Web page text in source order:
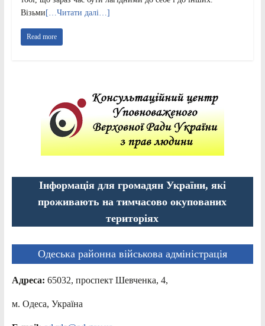
Візьми […Читати далі…]
Read more
Інформація для громадян України, які
проживають на тимчасово окупованих
територіях
Одеська районна військова адміністрація
Адреса: 65032, проспект Шевченка, 4,
м. Одеса, Україна